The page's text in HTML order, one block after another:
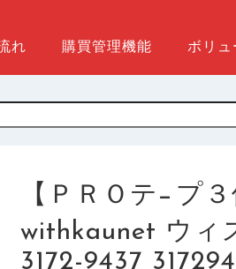
れ 購買管理機能 ボリュ
【ＰＲＯテ−プ
withkaunet ウィ
3172-9437